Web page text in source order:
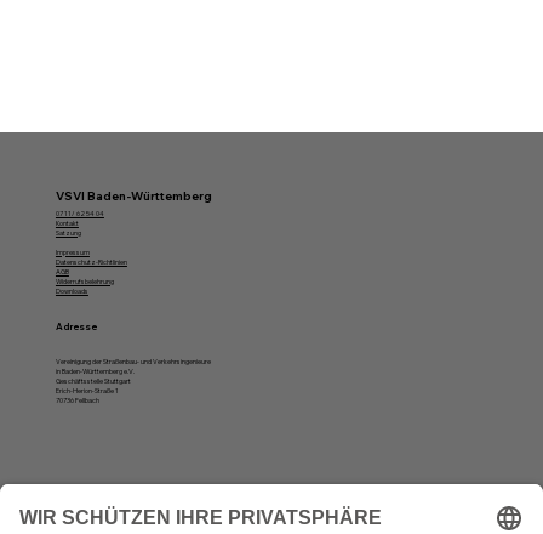
VSVI Baden-Württemberg
07 11/ 62 54 04
Kontakt
Satzung
Impressum
Datenschutz-Richtlinien
AGB
Widerrufsbelehrung
Downloads
Adresse
Vereinigung der Straßenbau- und Verkehrsingenieure
in Baden-Württemberg e.V.
Geschäftsstelle Stuttgart
Erich-Herion-Straße 1
70736 Fellbach